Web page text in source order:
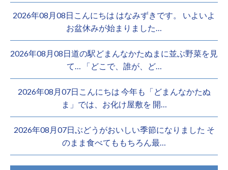
2026年08月08日こんにちは はなみずきです。 いよいよ
お盆休みが始まりました…
2026年08月08日道の駅どまんなかたぬまに並ぶ野菜を見
て… 「どこで、誰が、ど…
2026年08月07日こんにちは 今年も「どまんなかたぬ
ま」では、お化け屋敷を 開…
2026年08月07日ぶどうがおいしい季節になりました そ
のまま食べてももちろん最…